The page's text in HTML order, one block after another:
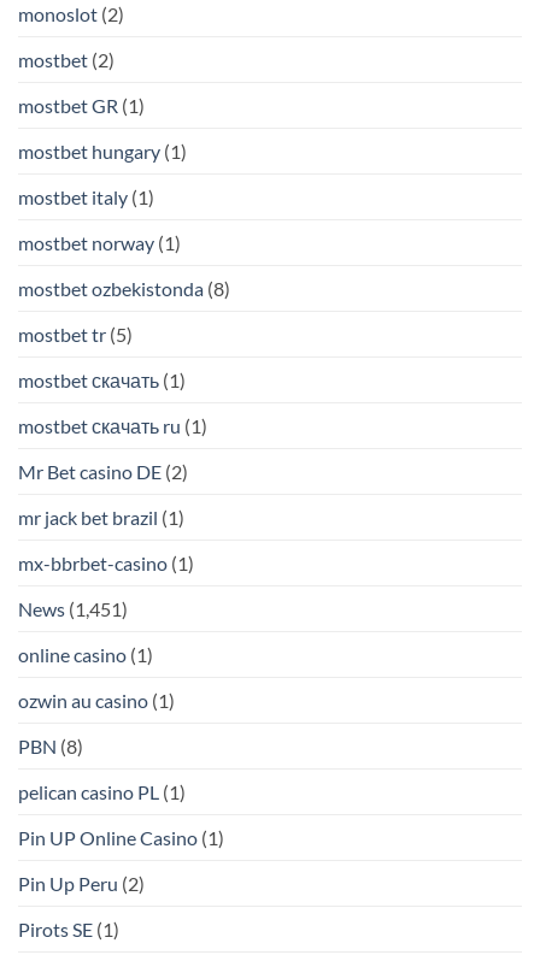
monoslot (2)
mostbet (2)
mostbet GR (1)
mostbet hungary (1)
mostbet italy (1)
mostbet norway (1)
mostbet ozbekistonda (8)
mostbet tr (5)
mostbet скачать (1)
mostbet скачать ru (1)
Mr Bet casino DE (2)
mr jack bet brazil (1)
mx-bbrbet-casino (1)
News (1,451)
online casino (1)
ozwin au casino (1)
PBN (8)
pelican casino PL (1)
Pin UP Online Casino (1)
Pin Up Peru (2)
Pirots SE (1)